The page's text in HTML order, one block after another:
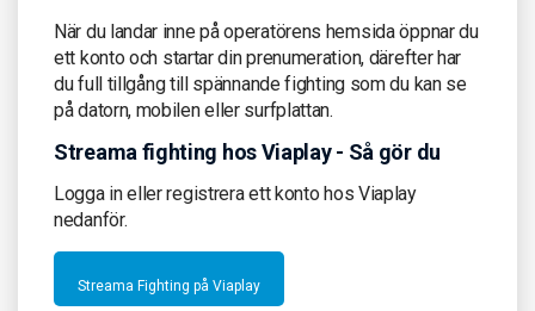
När du landar inne på operatörens hemsida öppnar du
ett konto och startar din prenumeration, därefter har
du full tillgång till spännande fighting som du kan se
på datorn, mobilen eller surfplattan.
Streama fighting hos Viaplay - Så gör du
Logga in eller registrera ett konto hos Viaplay
nedanför.
Streama Fighting på Viaplay